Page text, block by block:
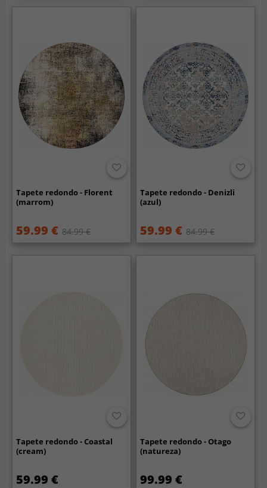
Tapete redondo - Florent
(marrom)
59.99 € 84.99 €
Tapete redondo - Denizli
(azul)
59.99 € 84.99 €
Tapete redondo - Coastal
(cream)
59.99 €
Tapete redondo - Otago
(natureza)
99.99 €